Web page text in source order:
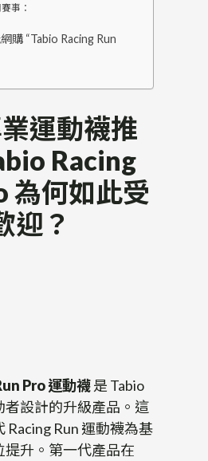
事：
購 “Tabio Racing Run
運動襪推
Racing
為何如此受
迎？
Pro 運動襪是 Tabio
者設計的升級產品。這
Racing Run 運動襪為基
提升。第一代產品在